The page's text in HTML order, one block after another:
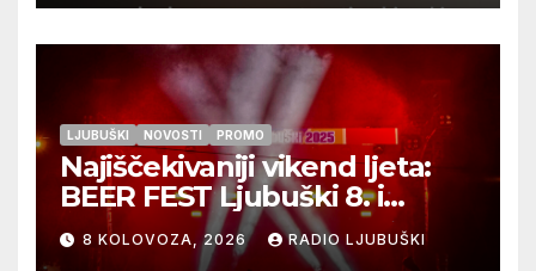
LJUBUŠKI NOVOSTI PROMO
Najiščekivaniji vikend ljeta:
BEER FEST Ljubuški 8. i
9.kolovoza
8 KOLOVOZA, 2026 RADIO LJUBUŠKI